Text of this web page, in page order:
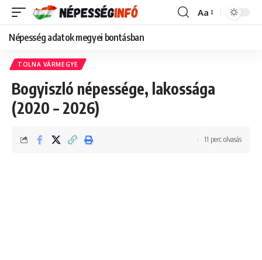
Font
Aa
Népesség adatok megyei bontásban
TOLNA VÁRMEGYE
Bogyiszló népessége, lakossága
(2020 – 2026)
11 perc olvasás